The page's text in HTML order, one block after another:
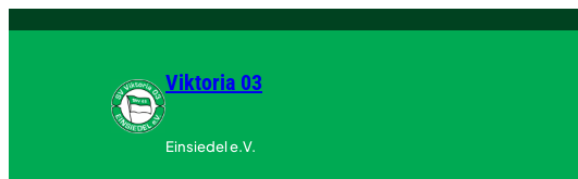
Viktoria 03
Einsiedel e.V.